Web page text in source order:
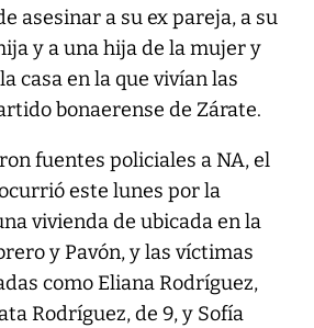
asesinar a su ex pareja, a su
y a una hija de la mujer y
casa en la que vivían las
bonaerense de Zárate.
fuentes policiales a NA, el
este lunes por la
vivienda de ubicada en la
y Pavón, y las víctimas
como Eliana Rodríguez,
Rodríguez, de 9, y Sofía